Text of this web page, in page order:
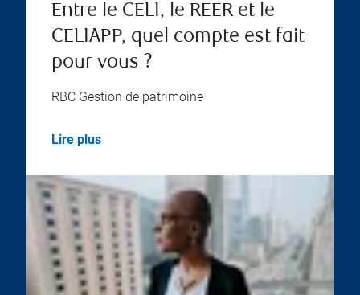
Entre le CELI, le REER et le
CELIAPP, quel compte est fait
pour vous ?
RBC Gestion de patrimoine
Lire plus